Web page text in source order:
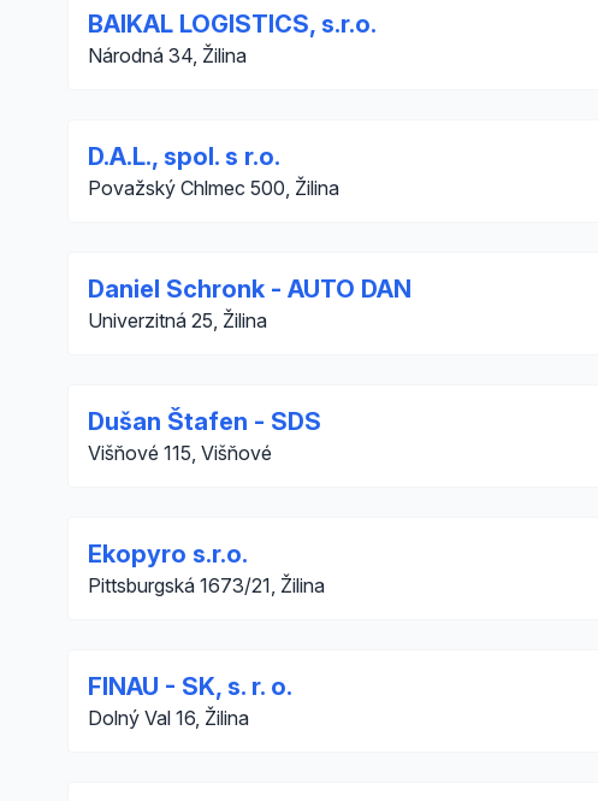
BAIKAL LOGISTICS, s.r.o.
Národná 34, Žilina
D.A.L., spol. s r.o.
Považský Chlmec 500, Žilina
Daniel Schronk - AUTO DAN
Univerzitná 25, Žilina
Dušan Štafen - SDS
Višňové 115, Višňové
Ekopyro s.r.o.
Pittsburgská 1673/21, Žilina
FINAU - SK, s. r. o.
Dolný Val 16, Žilina